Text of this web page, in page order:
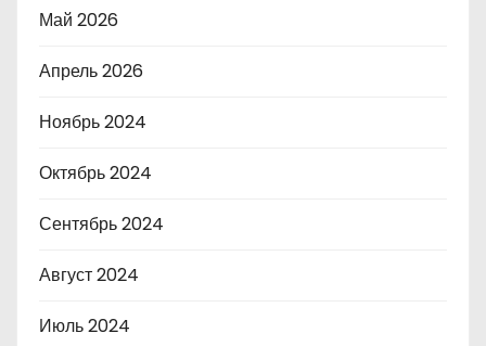
Май 2026
Апрель 2026
Ноябрь 2024
Октябрь 2024
Сентябрь 2024
Август 2024
Июль 2024